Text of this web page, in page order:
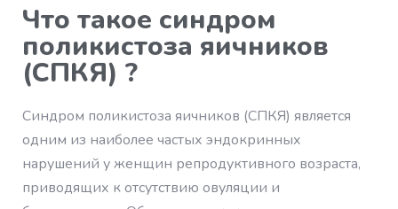
Что такое синдром
поликистоза яичников
(СПКЯ) ?
Синдром поликистоза яичников (СПКЯ) является
одним из наиболее частых эндокринных
нарушений у женщин репродуктивного возраста,
приводящих к отсутствию овуляции и